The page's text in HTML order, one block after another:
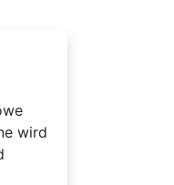
wird